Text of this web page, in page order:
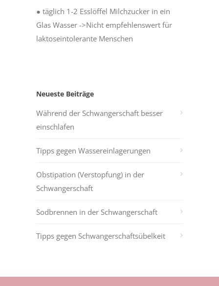
● täglich 1-2 Esslöffel Milchzucker in ein
Glas Wasser ->Nicht empfehlenswert für
laktoseintolerante Menschen
Neueste Beiträge
Während der Schwangerschaft besser
einschlafen
Tipps gegen Wassereinlagerungen
Obstipation (Verstopfung) in der
Schwangerschaft
Sodbrennen in der Schwangerschaft
Tipps gegen Schwangerschaftsübelkeit